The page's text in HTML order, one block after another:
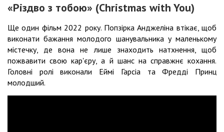
«Різдво з тобою» (Christmas with You)
Ще один фільм 2022 року. Попзірка Анджеліна втікає, щоб
виконати бажання молодого шанувальника у маленькому
містечку, де вона не лише знаходить натхнення, щоб
пожвавити свою кар'єру, а й шанс на справжнє кохання.
Головні ролі виконали Еймі Гарсіа та Фредді Принц
молодший.